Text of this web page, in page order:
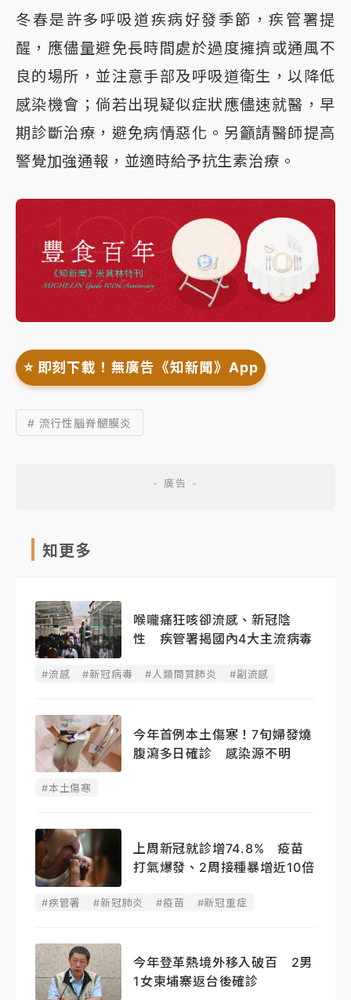
冬春是許多呼吸道疾病好發季節，疾管署提
醒，應儘量避免長時間處於過度擁擠或通風不
良的場所，並注意手部及呼吸道衛生，以降低
感染機會；倘若出現疑似症狀應儘速就醫，早
期診斷治療，避免病情惡化。另籲請醫師提高
警覺加強通報，並適時給予抗生素治療。
⭐️ 即刻下載！無廣告《知新聞》App
# 流行性腦脊髓膜炎
知更多
喉嚨痛狂咳卻流感、新冠陰
性 疾管署揭國內4大主流病毒
#流感 #新冠病毒 #人類間質肺炎 #副流感
今年首例本土傷寒！7旬婦發燒
腹瀉多日確診 感染源不明
#本土傷寒
上周新冠就診增74.8% 疫苗
打氣爆發、2周接種暴增近10倍
#疾管署 #新冠肺炎 #疫苗 #新冠重症
今年登革熱境外移入破百 2男
1女柬埔寨返台後確診